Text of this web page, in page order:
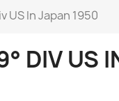
US In Japan 1950
DIV US